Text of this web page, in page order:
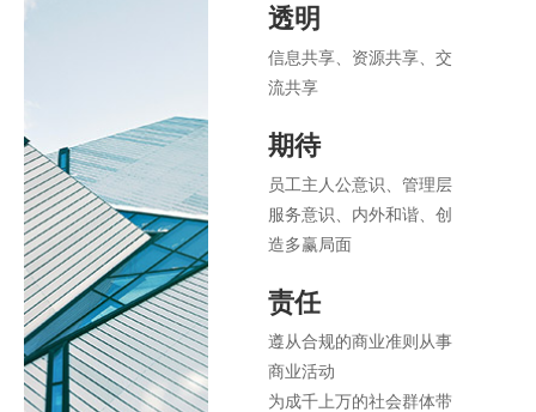
透明
信息共享、资源共享、交
流共享
期待
员工主人公意识、管理层
服务意识、内外和谐、创
造多赢局面
责任
遵从合规的商业准则从事
商业活动
为成千上万的社会群体带